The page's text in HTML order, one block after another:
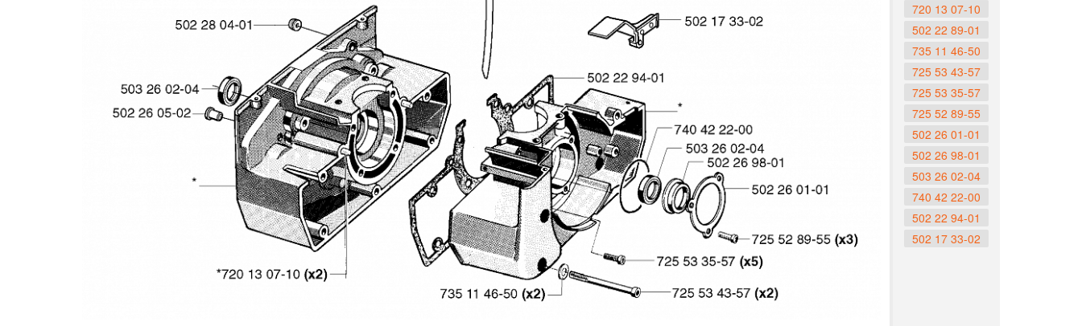
720 13 07-10
502 22 89-01
735 11 46-50
725 53 43-57
725 53 35-57
725 52 89-55
502 26 01-01
502 26 98-01
503 26 02-04
740 42 22-00
502 22 94-01
502 17 33-02